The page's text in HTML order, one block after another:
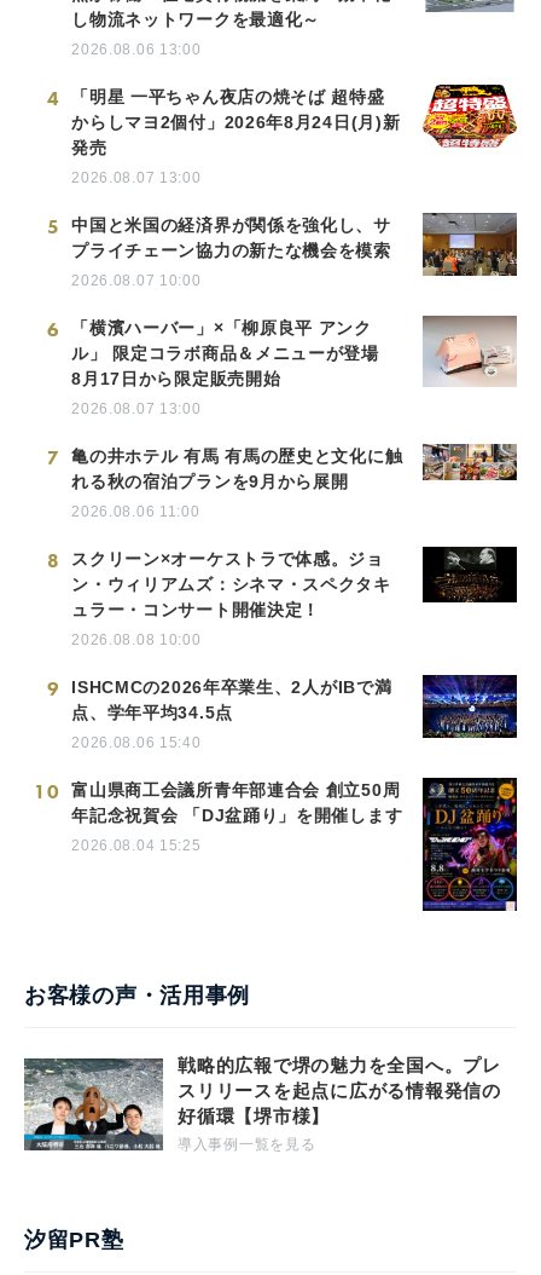
し物流ネットワークを最適化～
2026.08.06 13:00
4
「明星 一平ちゃん夜店の焼そば 超特盛
からしマヨ2個付」2026年8月24日(月)新
発売
2026.08.07 13:00
5
中国と米国の経済界が関係を強化し、サ
プライチェーン協力の新たな機会を模索
2026.08.07 10:00
6
「横濱ハーバー」×「柳原良平 アンク
ル」 限定コラボ商品＆メニューが登場
8月17日から限定販売開始
2026.08.07 13:00
7
亀の井ホテル 有馬 有馬の歴史と文化に触
れる秋の宿泊プランを9月から展開
2026.08.06 11:00
8
スクリーン×オーケストラで体感。ジョ
ン・ウィリアムズ：シネマ・スペクタキ
ュラー・コンサート開催決定！
2026.08.08 10:00
9
ISHCMCの2026年卒業生、2人がIBで満
点、学年平均34.5点
2026.08.06 15:40
10
富山県商工会議所青年部連合会 創立50周
年記念祝賀会 「DJ盆踊り」を開催します
2026.08.04 15:25
お客様の声・活用事例
戦略的広報で堺の魅力を全国へ。プレ
スリリースを起点に広がる情報発信の
好循環【堺市様】
導入事例一覧を見る
汐留PR塾